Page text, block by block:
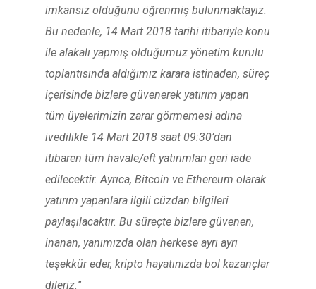
imkansız olduğunu öğrenmiş bulunmaktayız.
Bu nedenle, 14 Mart 2018 tarihi itibariyle konu
ile alakalı yapmış olduğumuz yönetim kurulu
toplantısında aldığımız karara istinaden, süreç
içerisinde bizlere güvenerek yatırım yapan
tüm üyelerimizin zarar görmemesi adına
ivedilikle 14 Mart 2018 saat 09:30’dan
itibaren tüm havale/eft yatırımları geri iade
edilecektir. Ayrıca, Bitcoin ve Ethereum olarak
yatırım yapanlara ilgili cüzdan bilgileri
paylaşılacaktır. Bu süreçte bizlere güvenen,
inanan, yanımızda olan herkese ayrı ayrı
teşekkür eder, kripto hayatınızda bol kazançlar
dileriz.”